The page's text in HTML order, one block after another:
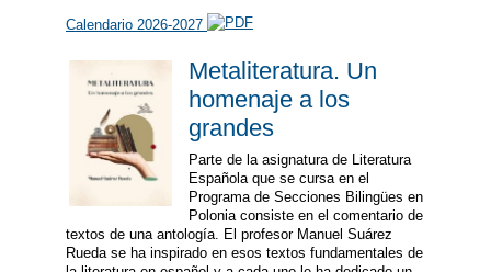
Calendario 2026-2027
Metaliteratura. Un
homenaje a los
grandes
Parte de la asignatura de Literatura
Española que se cursa en el
Programa de Secciones Bilingües en
Polonia consiste en el comentario de
textos de una antología. El profesor Manuel Suárez
Rueda se ha inspirado en esos textos fundamentales de